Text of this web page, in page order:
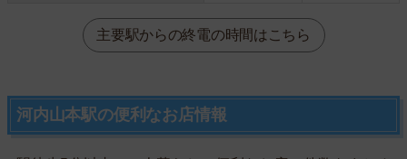
主要駅からの終電の時間はこちら
河内山本駅の便利なお店情報